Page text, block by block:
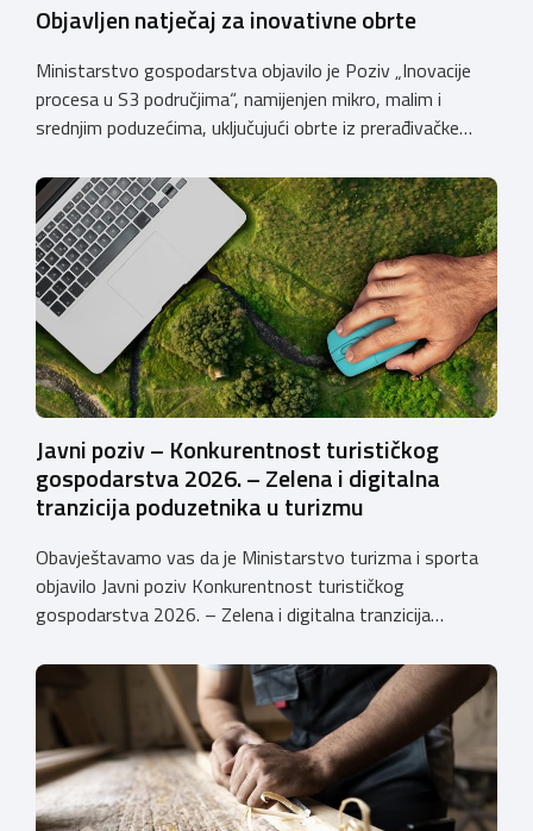
Objavljen natječaj za inovativne obrte
Ministarstvo gospodarstva objavilo je Poziv „Inovacije
procesa u S3 područjima“, namijenjen mikro, malim i
srednjim poduzećima, uključujući obrte iz prerađivačke
uspješnije plasirati na tržište kroz modernizaciju poslovnih
procesa. Poziv se provodi u okviru PKK 2021. – 2027. Cilj
Poziva je potaknuti uvođenje inovacija procesa i
organizacije poslovanja koje […]
Javni poziv – Konkurentnost turističkog
gospodarstva 2026. – Zelena i digitalna
tranzicija poduzetnika u turizmu
Obavještavamo vas da je Ministarstvo turizma i sporta
objavilo Javni poziv Konkurentnost turističkog
gospodarstva 2026. – Zelena i digitalna tranzicija
male vrijednosti u ukupnom iznosu od 3.403.640,00 €.
Program je namijenjen subjektima malog gospodarstva
registriranim za ugostiteljske i/ili turističke djelatnosti,
obiteljskim poljoprivrednim
gospodarstvima/poljoprivrednicima koja su registrirana
za pružanje […]